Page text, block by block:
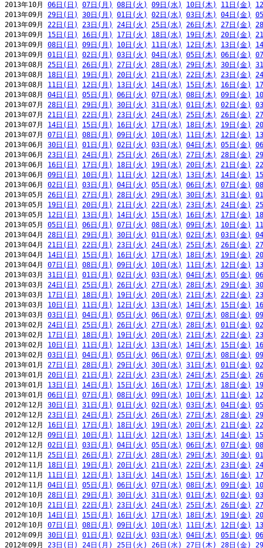
2013年10月 06日(日) 07日(月) 08日(火) 09日(水) 10日(木) 11日(金)
2013年09月 29日(日) 30日(月) 01日(火) 02日(水) 03日(木) 04日(金)
2013年09月 22日(日) 23日(月) 24日(火) 25日(水) 26日(木) 27日(金)
2013年09月 15日(日) 16日(月) 17日(火) 18日(水) 19日(木) 20日(金)
2013年09月 08日(日) 09日(月) 10日(火) 11日(水) 12日(木) 13日(金)
2013年09月 01日(日) 02日(月) 03日(火) 04日(水) 05日(木) 06日(金)
2013年08月 25日(日) 26日(月) 27日(火) 28日(水) 29日(木) 30日(金)
2013年08月 18日(日) 19日(月) 20日(火) 21日(水) 22日(木) 23日(金)
2013年08月 11日(日) 12日(月) 13日(火) 14日(水) 15日(木) 16日(金)
2013年08月 04日(日) 05日(月) 06日(火) 07日(水) 08日(木) 09日(金)
2013年07月 28日(日) 29日(月) 30日(火) 31日(水) 01日(木) 02日(金)
2013年07月 21日(日) 22日(月) 23日(火) 24日(水) 25日(木) 26日(金)
2013年07月 14日(日) 15日(月) 16日(火) 17日(水) 18日(木) 19日(金)
2013年07月 07日(日) 08日(月) 09日(火) 10日(水) 11日(木) 12日(金)
2013年06月 30日(日) 01日(月) 02日(火) 03日(水) 04日(木) 05日(金)
2013年06月 23日(日) 24日(月) 25日(火) 26日(水) 27日(木) 28日(金)
2013年06月 16日(日) 17日(月) 18日(火) 19日(水) 20日(木) 21日(金)
2013年06月 09日(日) 10日(月) 11日(火) 12日(水) 13日(木) 14日(金)
2013年06月 02日(日) 03日(月) 04日(火) 05日(水) 06日(木) 07日(金)
2013年05月 26日(日) 27日(月) 28日(火) 29日(水) 30日(木) 31日(金)
2013年05月 19日(日) 20日(月) 21日(火) 22日(水) 23日(木) 24日(金)
2013年05月 12日(日) 13日(月) 14日(火) 15日(水) 16日(木) 17日(金)
2013年05月 05日(日) 06日(月) 07日(火) 08日(水) 09日(木) 10日(金)
2013年04月 28日(日) 29日(月) 30日(火) 01日(水) 02日(木) 03日(金)
2013年04月 21日(日) 22日(月) 23日(火) 24日(水) 25日(木) 26日(金)
2013年04月 14日(日) 15日(月) 16日(火) 17日(水) 18日(木) 19日(金)
2013年04月 07日(日) 08日(月) 09日(火) 10日(水) 11日(木) 12日(金)
2013年03月 31日(日) 01日(月) 02日(火) 03日(水) 04日(木) 05日(金)
2013年03月 24日(日) 25日(月) 26日(火) 27日(水) 28日(木) 29日(金)
2013年03月 17日(日) 18日(月) 19日(火) 20日(水) 21日(木) 22日(金)
2013年03月 10日(日) 11日(月) 12日(火) 13日(水) 14日(木) 15日(金)
2013年03月 03日(日) 04日(月) 05日(火) 06日(水) 07日(木) 08日(金)
2013年02月 24日(日) 25日(月) 26日(火) 27日(水) 28日(木) 01日(金)
2013年02月 17日(日) 18日(月) 19日(火) 20日(水) 21日(木) 22日(金)
2013年02月 10日(日) 11日(月) 12日(火) 13日(水) 14日(木) 15日(金)
2013年02月 03日(日) 04日(月) 05日(火) 06日(水) 07日(木) 08日(金)
2013年01月 27日(日) 28日(月) 29日(火) 30日(水) 31日(木) 01日(金)
2013年01月 20日(日) 21日(月) 22日(火) 23日(水) 24日(木) 25日(金)
2013年01月 13日(日) 14日(月) 15日(火) 16日(水) 17日(木) 18日(金)
2013年01月 06日(日) 07日(月) 08日(火) 09日(水) 10日(木) 11日(金)
2012年12月 30日(日) 31日(月) 01日(火) 02日(水) 03日(木) 04日(金)
2012年12月 23日(日) 24日(月) 25日(火) 26日(水) 27日(木) 28日(金)
2012年12月 16日(日) 17日(月) 18日(火) 19日(水) 20日(木) 21日(金)
2012年12月 09日(日) 10日(月) 11日(火) 12日(水) 13日(木) 14日(金)
2012年12月 02日(日) 03日(月) 04日(火) 05日(水) 06日(木) 07日(金)
2012年11月 25日(日) 26日(月) 27日(火) 28日(水) 29日(木) 30日(金)
2012年11月 18日(日) 19日(月) 20日(火) 21日(水) 22日(木) 23日(金)
2012年11月 11日(日) 12日(月) 13日(火) 14日(水) 15日(木) 16日(金)
2012年11月 04日(日) 05日(月) 06日(火) 07日(水) 08日(木) 09日(金)
2012年10月 28日(日) 29日(月) 30日(火) 31日(水) 01日(木) 02日(金)
2012年10月 21日(日) 22日(月) 23日(火) 24日(水) 25日(木) 26日(金)
2012年10月 14日(日) 15日(月) 16日(火) 17日(水) 18日(木) 19日(金)
2012年10月 07日(日) 08日(月) 09日(火) 10日(水) 11日(木) 12日(金)
2012年09月 30日(日) 01日(月) 02日(火) 03日(水) 04日(木) 05日(金)
2012年09月 23日(日) 24日(月) 25日(火) 26日(水) 27日(木) 28日(金)